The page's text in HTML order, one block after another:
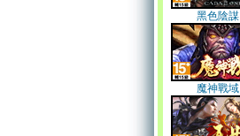
黑色陰謀
魔神戰域